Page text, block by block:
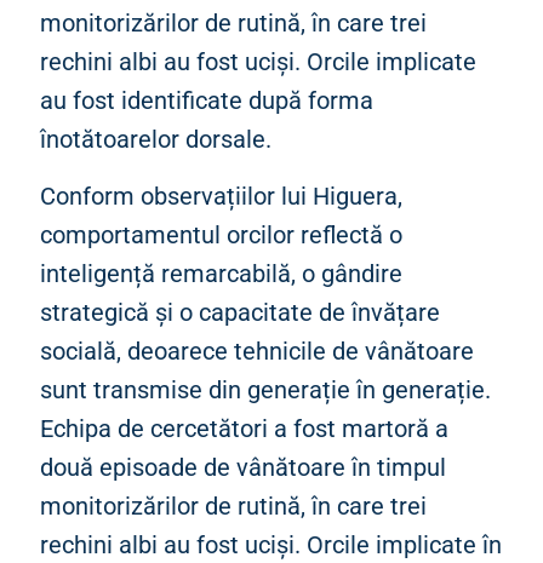
monitorizărilor de rutină, în care trei
rechini albi au fost uciși. Orcile implicate
au fost identificate după forma
înotătoarelor dorsale.
Conform observațiilor lui Higuera,
comportamentul orcilor reflectă o
inteligență remarcabilă, o gândire
strategică și o capacitate de învățare
socială, deoarece tehnicile de vânătoare
sunt transmise din generație în generație.
Echipa de cercetători a fost martoră a
două episoade de vânătoare în timpul
monitorizărilor de rutină, în care trei
rechini albi au fost uciși. Orcile implicate în